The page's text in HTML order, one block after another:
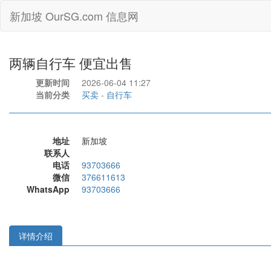
新加坡 OurSG.com 信息网
两辆自行车 便宜出售
更新时间
2026-06-04 11:27
当前分类
买卖 - 自行车
地址
新加坡
联系人
电话
93703666
微信
376611613
WhatsApp
93703666
详情介绍